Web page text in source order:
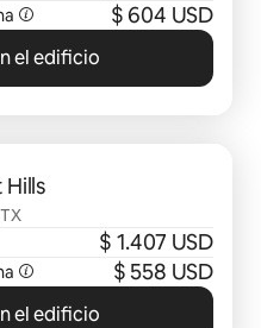
$ 604 USD
el edificio
$ 1.407 USD
$ 558 USD
el edificio